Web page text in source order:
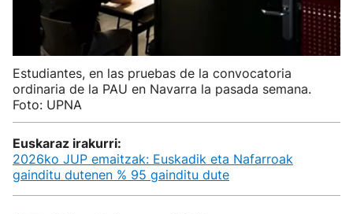
Estudiantes, en las pruebas de la convocatoria
ordinaria de la PAU en Navarra la pasada semana.
Foto: UPNA
Euskaraz irakurri:
2026ko JUP emaitzak: Euskadik eta Nafarroak
gainditu dutenen % 95 gainditu dute